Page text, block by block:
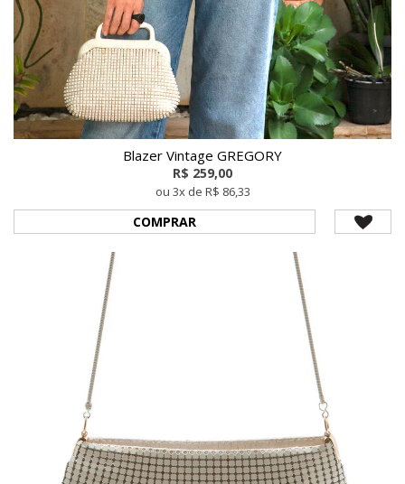
Blazer Vintage GREGORY
R$ 259,00
ou 3x de R$ 86,33
COMPRAR